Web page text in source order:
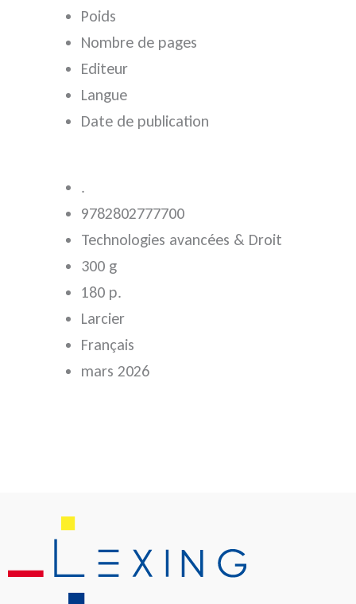
Poids
Nombre de pages
Editeur
Langue
Date de publication
.
9782802777700
Technologies avancées & Droit
300 g
180 p.
Larcier
Français
mars 2026